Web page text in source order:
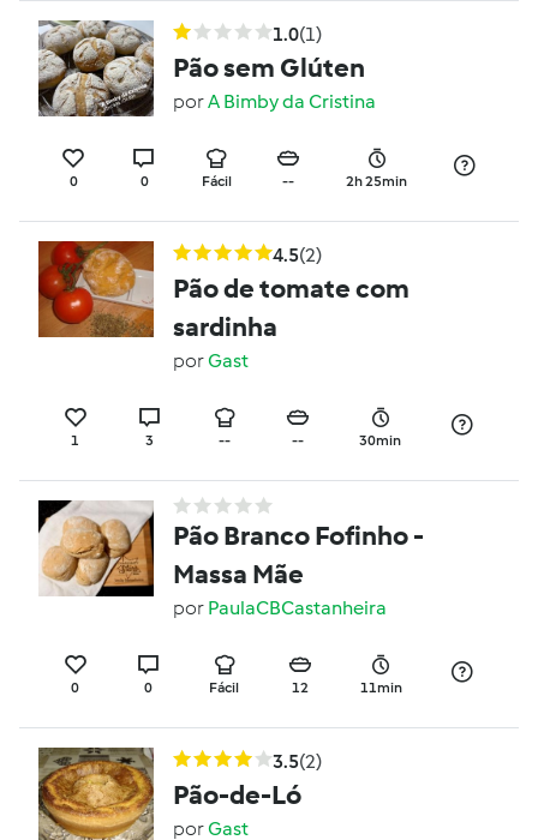
1.0(1)
Pão sem Glúten
porA Bimby da Cristina
0 0 Fácil -- 2h 25min
4.5(2)
Pão de tomate com
sardinha
porGast
1 3 -- -- 30min
Pão Branco Fofinho -
Massa Mãe
por PaulaCBCastanheira
0 0 Fácil 12 11min
3.5(2)
Pão-de-Ló
porGast